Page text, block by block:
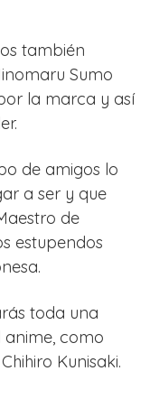
también
Sumo
la marca y así
de amigos lo
a ser y que
de
estupendos
toda una
anime, como
Kunisaki.